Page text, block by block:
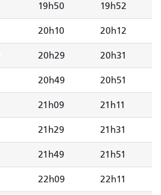
19h50 19h52
20h10 20h12
20h29 20h31
20h49 20h51
21h09 21h11
21h29 21h31
21h49 21h51
22h09 22h11